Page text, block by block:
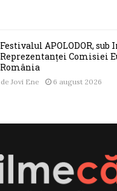
Festivalul APOLODOR,
Reprezentanței Comisiei
România
de Jovi Ene 6 august 2026